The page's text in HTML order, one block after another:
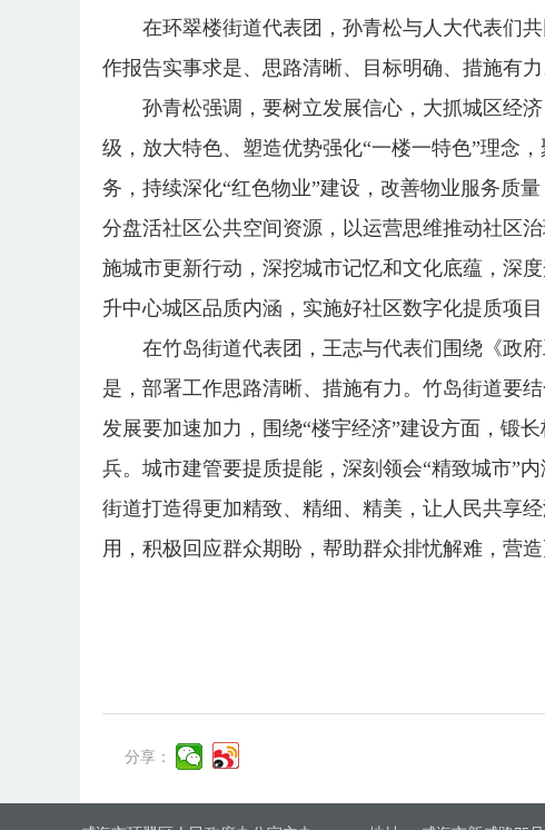
在环翠楼街道代表团，孙青松与人大代表们
作报告实事求是、思路清晰、目标明确、措施有
孙青松强调，要树立发展信心，大抓城区经
级，放大特色、塑造优势强化“一楼一特色”理念
务，持续深化“红色物业”建设，改善物业服务质
分盘活社区公共空间资源，以运营思维推动社区
施城市更新行动，深挖城市记忆和文化底蕴，深
升中心城区品质内涵，实施好社区数字化提质项
在竹岛街道代表团，王志与代表们围绕《政
是，部署工作思路清晰、措施有力。竹岛街道要
发展要加速加力，围绕“楼宇经济”建设方面，锻
兵。城市建管要提质提能，深刻领会“精致城市”
街道打造得更加精致、精细、精美，让人民共享
用，积极回应群众期盼，帮助群众排忧解难，营
分享：